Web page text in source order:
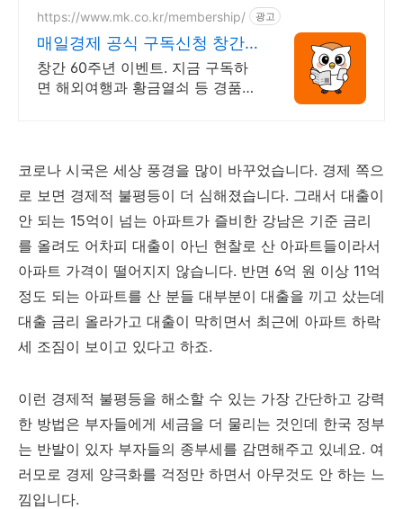
https://www.mk.co.kr/membership/ 광고
매일경제 공식 구독신청 창간
60주년 이벤트
창간 60주년 이벤트. 지금 구독하
면 해외여행과 황금열쇠 등 경품이
코로나 시국은 세상 풍경을 많이 바꾸었습니다. 경제 쪽으
로 보면 경제적 불평등이 더 심해졌습니다. 그래서 대출이
안 되는 15억이 넘는 아파트가 즐비한 강남은 기준 금리
를 올려도 어차피 대출이 아닌 현찰로 산 아파트들이라서
아파트 가격이 떨어지지 않습니다. 반면 6억 원 이상 11억
정도 되는 아파트를 산 분들 대부분이 대출을 끼고 샀는데
대출 금리 올라가고 대출이 막히면서 최근에 아파트 하락
세 조짐이 보이고 있다고 하죠.
이런 경제적 불평등을 해소할 수 있는 가장 간단하고 강력
한 방법은 부자들에게 세금을 더 물리는 것인데 한국 정부
는 반발이 있자 부자들의 종부세를 감면해주고 있네요. 여
러모로 경제 양극화를 걱정만 하면서 아무것도 안 하는 느
낌입니다.